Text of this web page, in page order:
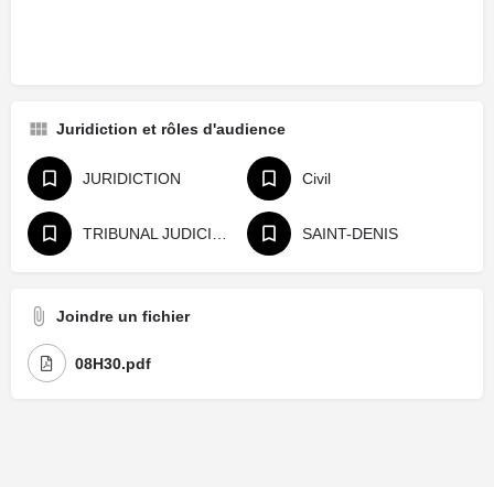
Juridiction et rôles d'audience
JURIDICTION Civil
SAINT-DENIS
Joindre un fichier
08H30.pdf